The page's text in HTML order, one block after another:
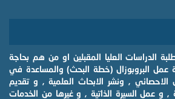
الدراسات العليا المقبلين او من هم بحاجة
البروبوزال (خطة البحث) والمساعدة في
الاحصائي , ونشر الابحاث العلمية , و تقديم
, و عمل السيرة الذاتية , و غيرها من الخدمات